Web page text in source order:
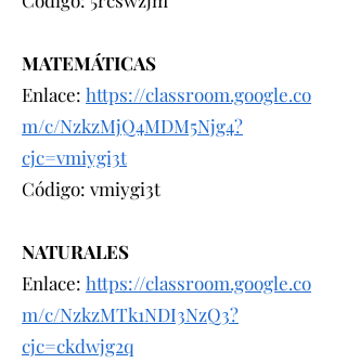
MATEMÁTICAS
Enlace: https://classroom.google.co
m/c/NzkzMjQ4MDM5Njg4?
cjc=vmiygi3t
Código: vmiygi3t
NATURALES
Enlace: https://classroom.google.co
m/c/NzkzMTk1NDI3NzQ3?
cjc=ckdwjg2q